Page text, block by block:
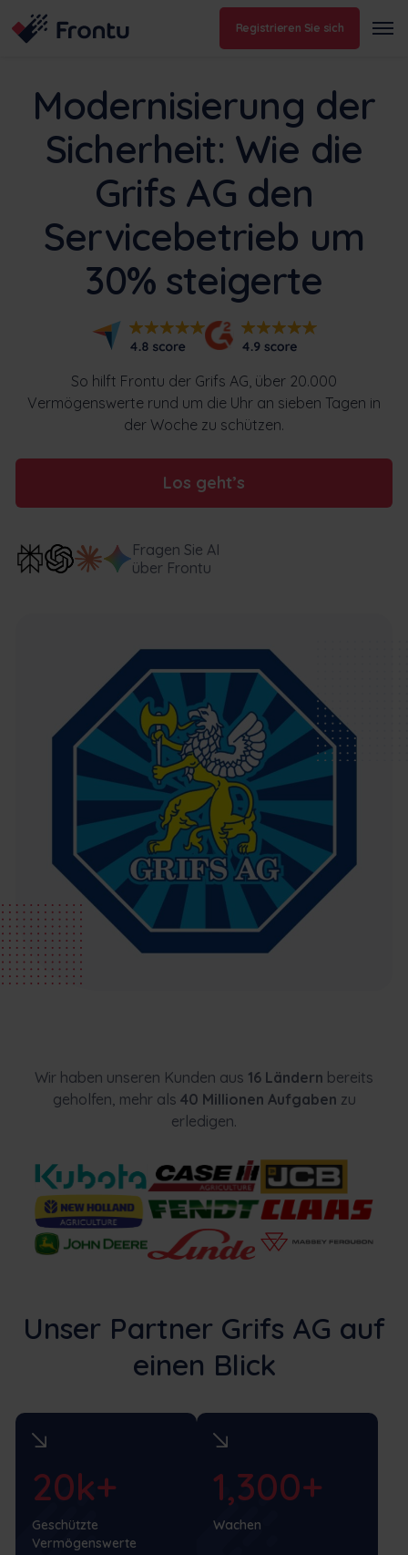
Registrieren Sie sich
Modernisierung der
Sicherheit: Wie die
Grifs AG den
Servicebetrieb um
30% steigerte
So hilft Frontu der Grifs AG, über 20.000
Vermögenswerte rund um die Uhr an sieben Tagen in
der Woche zu schützen.
Los geht’s
Fragen Sie AI
über Frontu
Wir haben unseren Kunden aus 16 Ländern bereits
geholfen, mehr als 40 Millionen Aufgaben zu
erledigen.
Unser Partner Grifs AG auf
einen Blick
20k+
Geschützte
Vermögenswerte
1,300+
Wachen